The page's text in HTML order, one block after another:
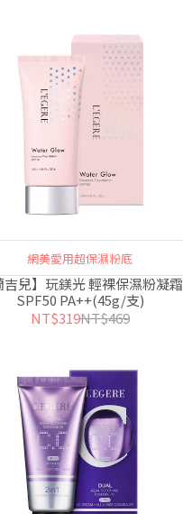
網美愛用超保濕粉底
吉兒】玩鎂光 輕裸保濕粉凝霜
SPF50 PA++(45g/支)
NT$319NT$469